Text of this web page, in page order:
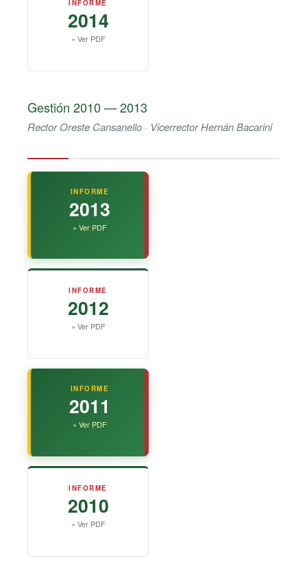
INFORME
2014
» Ver PDF
Gestión 2010 — 2013
Rector Oreste Cansanello · Vicerrector Hernán Bacarini
INFORME
2013
» Ver PDF
INFORME
2012
» Ver PDF
INFORME
2011
» Ver PDF
INFORME
2010
» Ver PDF